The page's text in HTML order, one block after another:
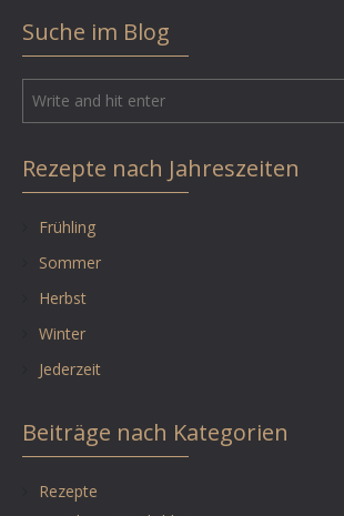
Suche im Blog
Rezepte nach Jahreszeiten
Frühling
Sommer
Herbst
Winter
Jederzeit
Beiträge nach Kategorien
Rezepte